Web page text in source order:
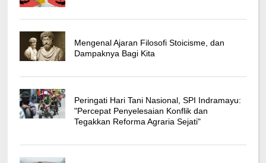
Mengenal Ajaran Filosofi Stoicisme, dan
Dampaknya Bagi Kita
Peringati Hari Tani Nasional, SPI Indramayu:
"Percepat Penyelesaian Konflik dan
Tegakkan Reforma Agraria Sejati"